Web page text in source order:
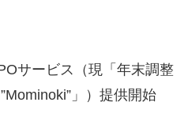
サービス（現「年末調整
」）提供開始